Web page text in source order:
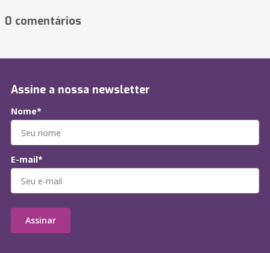
0 comentários
Assine a nossa newsletter
Nome*
E-mail*
Assinar